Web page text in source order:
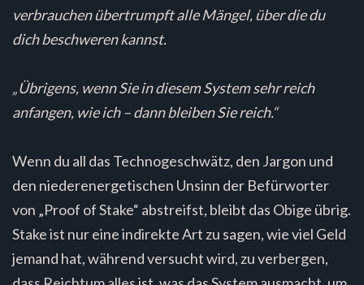
verbrauchen übertrumpft alle Mängel, über die du
dich beschweren kannst.
„Übrigens, wenn Sie in diesem System sehr reich
anfangen, wie ich – dann bleiben Sie reich.“
Wenn du all das Technogeschwätz, den Jargon und
den niederenergetischen Unsinn der Befürworter
von „Proof of Stake“ abstreifst, bleibt das Obige übrig.
Stake ist nur eine indirekte Art zu sagen, wie viel Geld
jemand hat, während versucht wird, zu verbergen,